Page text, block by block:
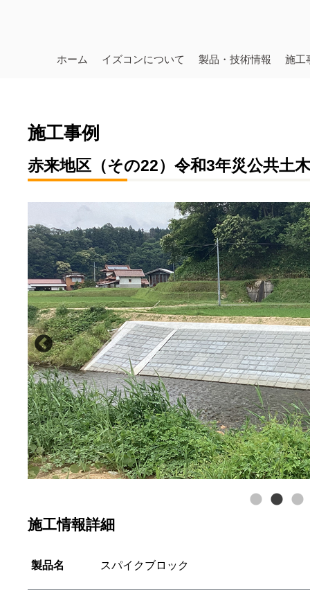
ホーム イズコンについて 製品・技術情報 施工
施工事例
赤来地区（その22）令和3年災公共土
施工情報詳細
製品名 スパイクブロック